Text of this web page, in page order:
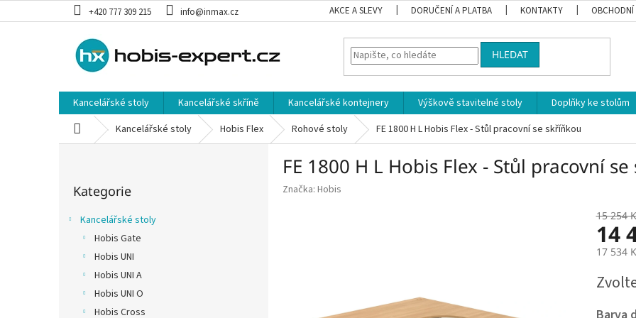
na
+420 777 309 215 info@inmax.cz AKCE A SLEVY DORUČENÍ A PLATBA KONTAKTY OBCHODNÍ
HLEDAT
Kancelářské stoly Kancelářské skříně Kancelářské kontejnery Výškově stavitelné stoly Doplňky ke stolům
Domů Kancelářské stoly Hobis Flex Rohové stoly FE 1800 H L Hobis Flex - Stůl pracovní se skříňkou
kategorie
Kategorie
Kancelářské stoly
Hobis Gate
Hobis UNI
Hobis UNI A
Hobis UNI O
Hobis Cross
FE 1800 H L Hobis Flex - Stůl pracovní
Značka: Hobis
15 254
14
17 534
cena: